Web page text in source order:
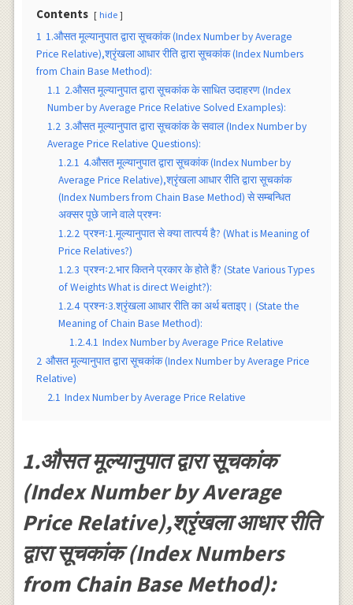
Contents hide
1 1.औसत मूल्यानुपात द्वारा सूचकांक (Index Number by Average
Price Relative),श्रृंखला आधार रीति द्वारा सूचकांक (Index Numbers
from Chain Base Method):
1.1 2.औसत मूल्यानुपात द्वारा सूचकांक के साधित उदाहरण (Index
Number by Average Price Relative Solved Examples):
1.2 3.औसत मूल्यानुपात द्वारा सूचकांक के सवाल (Index Number by
Average Price Relative Questions):
1.2.1 4.औसत मूल्यानुपात द्वारा सूचकांक (Index Number by
Average Price Relative),श्रृंखला आधार रीति द्वारा सूचकांक
(Index Numbers from Chain Base Method) से सम्बन्धित
अक्सर पूछे जाने वाले प्रश्नः
1.2.2 प्रश्नः1.मूल्यानुपात से क्या तात्पर्य है? (What is Meaning of
Price Relatives?)
1.2.3 प्रश्नः2.भार कितने प्रकार के होते हैं? (State Various Types
of Weights What is direct Weight?):
1.2.4 प्रश्नः3.श्रृंखला आधार रीति का अर्थ बताइए। (State the
Meaning of Chain Base Method):
1.2.4.1 Index Number by Average Price Relative
2 औसत मूल्यानुपात द्वारा सूचकांक (Index Number by Average Price
Relative)
2.1 Index Number by Average Price Relative
1.औसत मूल्यानुपात द्वारा सूचकांक
(Index Number by Average
Price Relative),श्रृंखला आधार रीति
द्वारा सूचकांक (Index Numbers
from Chain Base Method):